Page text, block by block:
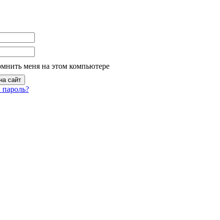
меня на этом компьютере